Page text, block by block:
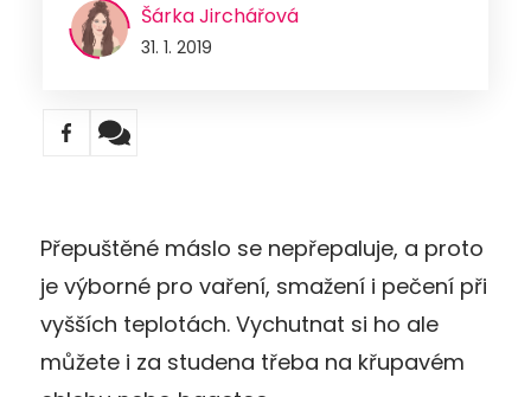
Šárka Jirchářová
31. 1. 2019
Přepuštěné máslo se nepřepaluje, a proto
je výborné pro vaření, smažení i pečení při
vyšších teplotách. Vychutnat si ho ale
můžete i za studena třeba na křupavém